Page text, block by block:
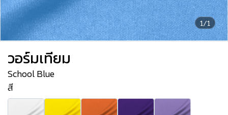
1/1
วอร์มเทียม
School Blue
สี